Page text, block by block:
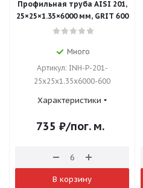
Профильная труба AISI 201,
25×25×1.35×6000 мм, GRIT 600
Много
Артикул: INH-P-201-
25x25x1.35x6000-600
Характеристики
735 ₽/пог. м.
В корзину